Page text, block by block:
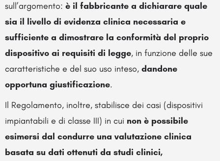
sull’argomento: è il fabbricante a dichiarare quale
sia il livello di evidenza clinica necessaria e
sufficiente a dimostrare la conformità del proprio
dispositivo ai requisiti di legge, in funzione delle sue
caratteristiche e del suo uso inteso, dandone
opportuna giustificazione.
Il Regolamento, inoltre, stabilisce dei casi (dispositivi
impiantabili e di classe III) in cui non è possibile
esimersi dal condurre una valutazione clinica
basata su dati ottenuti da studi clinici,